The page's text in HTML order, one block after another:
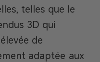
telles que le
3D qui
de
adaptée aux